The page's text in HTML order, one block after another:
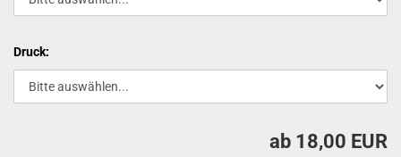
Druck:
ab 18,00 EUR